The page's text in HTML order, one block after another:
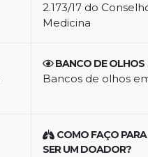
2.173/17 do
Medicina
BANCO DE OLHOS
Bancos de olhos
COMO FAÇO PARA
SER UM DOADOR?